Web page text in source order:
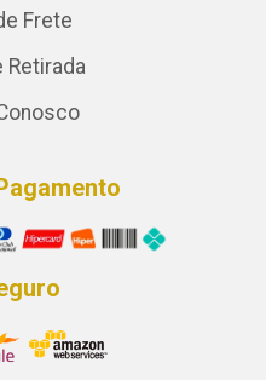
Frete
Retirada